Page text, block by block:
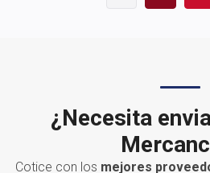
¿Necesita
Cotice con los mejores